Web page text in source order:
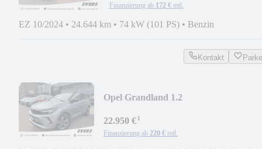
Finanzierung ab 172 € mtl.
EZ 10/2024 • 24.644 km • 74 kW (101 PS) • Benzin
Kontakt
Opel Grandland 1.2
22.950 €¹
Finanzierung ab 220 € mtl.